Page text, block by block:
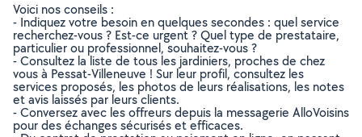
Voici nos conseils :
- Indiquez votre besoin en quelques secondes : quel service
recherchez-vous ? Est-ce urgent ? Quel type de prestataire,
particulier ou professionnel, souhaitez-vous ?
- Consultez la liste de tous les jardiniers, proches de chez
vous à Pessat-Villeneuve ! Sur leur profil, consultez les
services proposés, les photos de leurs réalisations, les notes
et avis laissés par leurs clients.
- Conversez avec les offreurs depuis la messagerie AlloVoisins
pour des échanges sécurisés et efficaces.